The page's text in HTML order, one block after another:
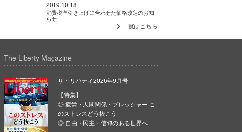
2019.10.18
消費税率引き上げに合わせた価格改定のお知
らせ
一覧はこちら
The Liberty Magazine
ザ・リバティ2026年9月号
【特集】
◎ 疲労・人間関係・プレッシャー こ
のストレスどう抜こう
◎ 自由・民主・信仰のある世界へ